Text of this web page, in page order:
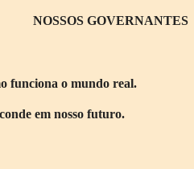
NOSSOS GOVERNANTES
funciona o mundo real.
em nosso futuro.